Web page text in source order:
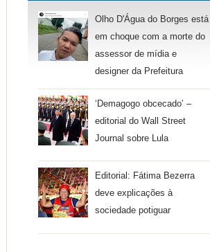
Olho D'Água do Borges está
em choque com a morte do
assessor de mídia e
designer da Prefeitura
‘Demagogo obcecado’ –
editorial do Wall Street
Journal sobre Lula
Editorial: Fátima Bezerra
deve explicações à
sociedade potiguar